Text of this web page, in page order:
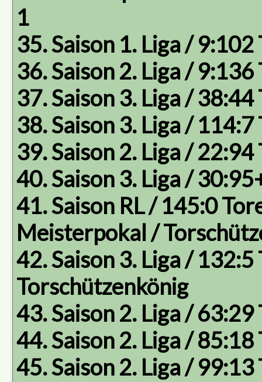
1
35. Saison 1. Liga /
36. Saison 2. Liga /
37. Saison 3. Liga /
38. Saison 3. Liga /
39. Saison 2. Liga /
40. Saison 3. Liga /
41. Saison RL / 145:0
Meisterpokal /
42. Saison 3. Liga /
Torschützenkönig
43. Saison 2. Liga /
44. Saison 2. Liga /
45. Saison 2. Liga /